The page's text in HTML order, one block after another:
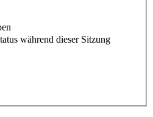
während dieser Sitzung